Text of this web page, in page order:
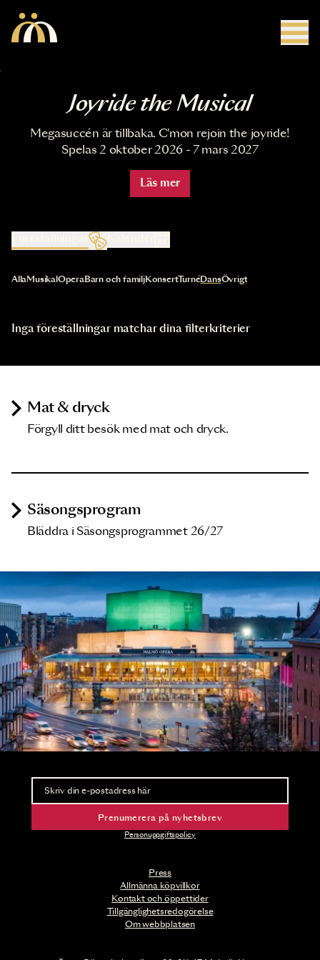
Joyride the Musical
Megasuccén är tillbaka. C'mon rejoin the joyride!
Spelas 2 oktober 2026 - 7 mars 2027
Läs mer
Kalender
Val av kategori uppdaterar innehållet automatiskt
AllaMusikal OperaBarn och familjKonsertTurnéDansÖvrigt
Inga föreställningar matchar dina filterkriterier
Mat & dryck
Förgyll ditt besök med mat och dryck.
Säsongsprogram
Bläddra i Säsongsprogrammet 26/27
Press
Allmänna köpvillkor
Kontakt och öppettider
Tillgänglighetsredogörelse
Om webbplatsen
Nyhetsbrev
Ta del av förhandsinformation och biljettsläpp.
Prenumerera på nyhetsbrev
Personuppgiftspolicy